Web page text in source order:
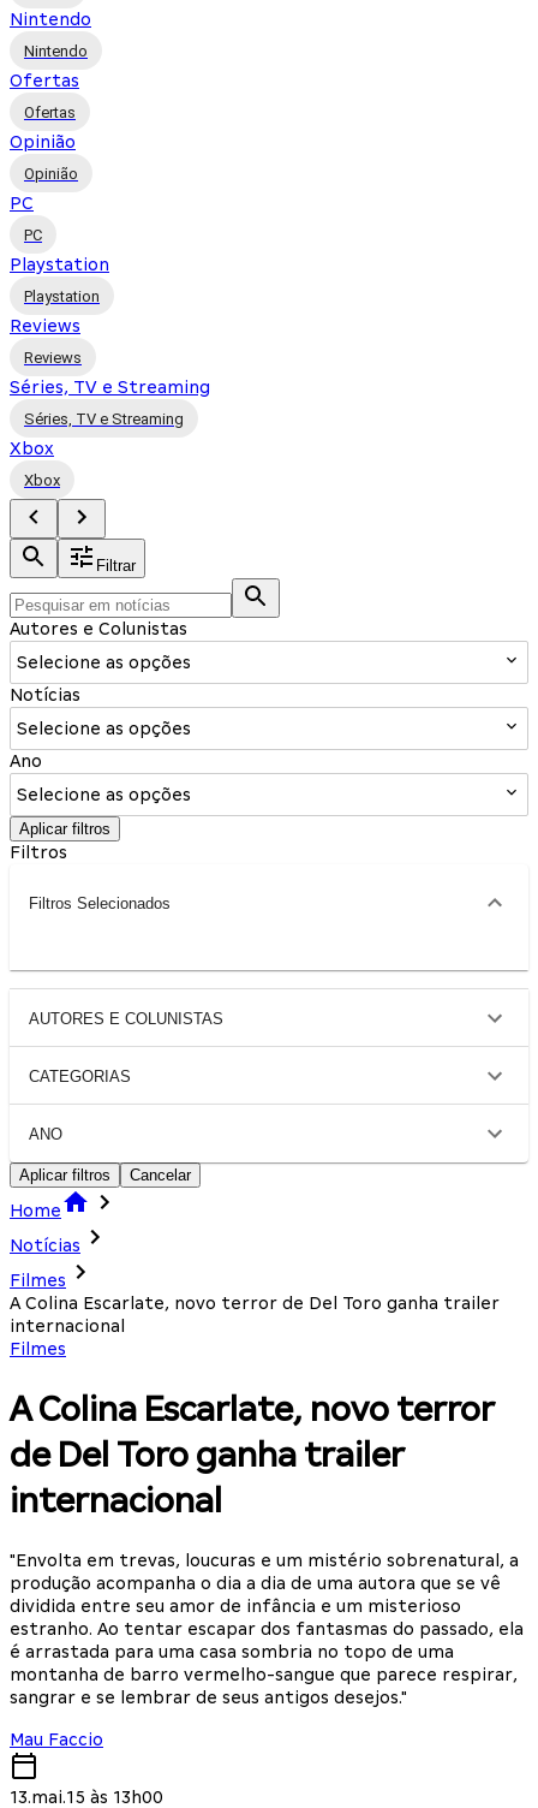
Nintendo
Nintendo
Ofertas
Ofertas
Opinião
Opinião
PC
PC
Playstation
Playstation
Reviews
Reviews
Séries, TV e Streaming
Séries, TV e Streaming
Xbox
Xbox
Filtrar
Autores e Colunistas
Selecione as opções
Notícias
Selecione as opções
Ano
Selecione as opções
Aplicar filtros
Filtros
Filtros Selecionados
AUTORES E COLUNISTAS
CATEGORIAS
ANO
Aplicar filtros Cancelar
Home
Notícias
Filmes
A Colina Escarlate, novo terror de Del Toro ganha trailer
internacional
Filmes
A Colina Escarlate, novo terror
de Del Toro ganha trailer
internacional
"Envolta em trevas, loucuras e um mistério sobrenatural, a
produção acompanha o dia a dia de uma autora que se vê
dividida entre seu amor de infância e um misterioso
estranho. Ao tentar escapar dos fantasmas do passado, ela
é arrastada para uma casa sombria no topo de uma
montanha de barro vermelho-sangue que parece respirar,
sangrar e se lembrar de seus antigos desejos."
Mau Faccio
13.mai.15 às 13h00